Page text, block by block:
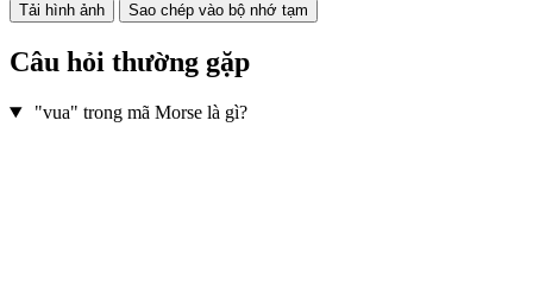
Tải hình ảnh Sao chép vào bộ nhớ tạm
Câu hỏi thường gặp
"vua" trong mã Morse là gì?